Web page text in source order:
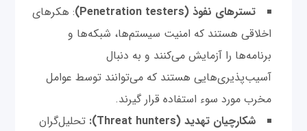
تسترهای نفوذ (Penetration testers)
: هکرهای
اخلاقی هستند که امنیت سیستم‌ها، شبکه‌ها و
برنامه‌ها را آزمایش می‌کنند و به دنبال
آسیب‌پذیری‌هایی هستند که می‌توانند توسط عوامل
مخرب مورد سوء استفاده قرار گیرند.
شکارچیان تهدید (Threat hunters):
تحلیل‌گران